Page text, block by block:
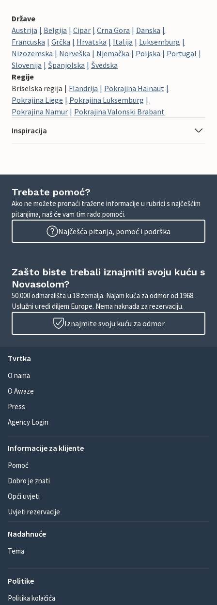
Države
Austrija
Belgija Cipar Crna Gora
Danska
Francuska
Grčka Hrvatska Italija
Luksemburg
Nizozemska
Norveška Njemačka Poljska
Portugal
Slovenija
Španjolska
Švedska
Regije
Briselska regija
Flandrija
Pokrajina Hainaut
Pokrajina Liege
Pokrajina Luksemburg
Pokrajina Namur
Pokrajina Valonski Brabant
Inspiracija
Trebate pomoć?
Ako ne možete pronaći tražene informacije u rubrici s najčešćim
pitanjima, naš će vam tim rado pomoći.
Najčešća pitanja, pomoć i podrška
Zašto biste trebali iznajmiti svoju kuću s
Novasolom?
50.000 odmarališta u 18 zemalja. Najam kuća za odmor od 1968.
Uslužni uredi diljem Europe. Nema naknada za rezervaciju.
Iznajmite svoju kuću za odmor
Tvrtka
O nama
O Awaze
Press
Agency Login
Informacije za klijente
Pomoć
Dobro je znati
Opći uvjeti
Uvjeti rezervacije
Nadahnuće
Tema
Politike
Politika kolačića